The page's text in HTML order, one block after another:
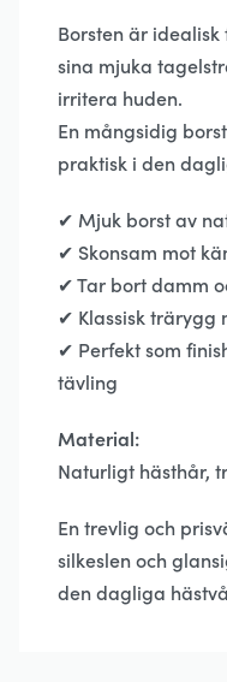
Borsten är
sina mjuka
irritera huden.
En mångsidig
praktisk i den
✔ Mjuk borst av
✔ Skonsam mot
✔ Tar bort damm
✔ Klassisk trärygg
✔ Perfekt som
tävling
Material:
Naturligt hästhår,
En trevlig och
silkeslen och
den dagliga